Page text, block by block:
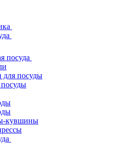
посуда
посуды
кувшины